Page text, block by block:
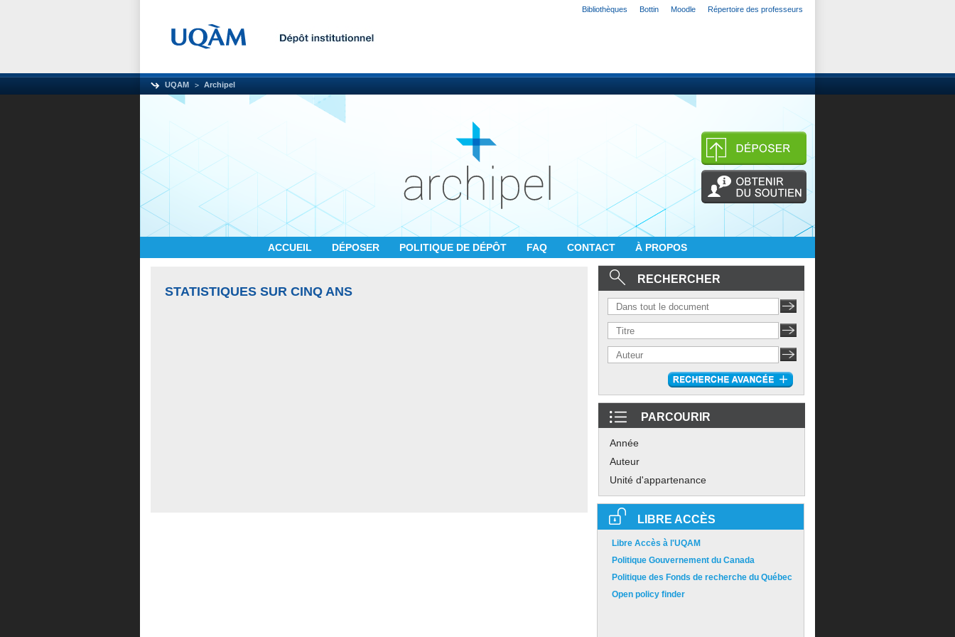
Bibliothèques Bottin Moodle Répertoire des professeurs
UQAM Archipel
ACCUEIL DÉPOSER POLITIQUE DE DÉPÔT FAQ CONTACT À PROPOS
STATISTIQUES SUR CINQ ANS
RECHERCHER
PARCOURIR
Année
Auteur
Unité d'appartenance
LIBRE ACCÈS
Libre Accès à l'UQAM
Politique Gouvernement du Canada
Politique des Fonds de recherche du Québec
Open policy finder